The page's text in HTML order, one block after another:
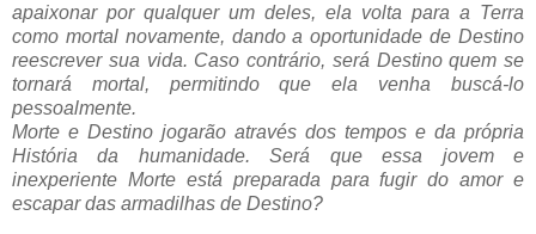
apaixonar por qualquer um deles, ela volta para a Terra
como mortal novamente, dando a oportunidade de Destino
reescrever sua vida. Caso contrário, será Destino quem se
tornará mortal, permitindo que ela venha buscá-lo
pessoalmente.
Morte e Destino jogarão através dos tempos e da própria
História da humanidade. Será que essa jovem e
inexperiente Morte está preparada para fugir do amor e
escapar das armadilhas de Destino?